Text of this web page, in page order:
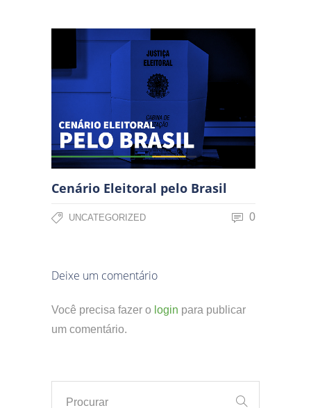
Cenário Eleitoral pelo Brasil
UNCATEGORIZED 0
Deixe um comentário
Você precisa fazer o login para publicar
um comentário.